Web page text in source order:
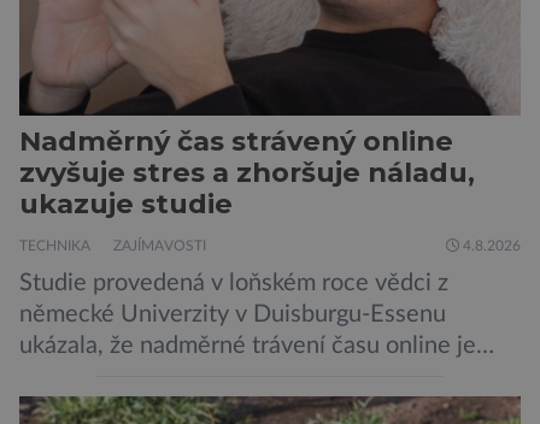
Nadměrný čas strávený online
zvyšuje stres a zhoršuje náladu,
ukazuje studie
TECHNIKA ZAJÍMAVOSTI 4.8.2026
Studie provedená v loňském roce vědci z
německé Univerzity v Duisburgu-Essenu
ukázala, že nadměrné trávení času online je
vede k zanedbávání dalších aktivit. Zúčastnilo